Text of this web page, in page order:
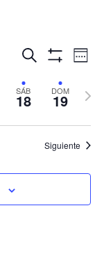
búsqueda
y
vistas
Buscar
de
de
SÁB
18 DOM
19
Siguiente